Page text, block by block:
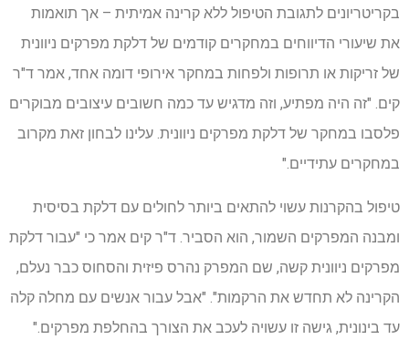
בקריטריונים לתגובת הטיפול ללא קרינה אמיתית – אך תואמות
את שיעורי הדיווחים במחקרים קודמים של דלקת מפרקים ניוונית
של זריקות או תרופות ולפחות במחקר אירופי דומה אחד, אמר ד"ר
קים. "זה היה מפתיע, וזה מדגיש עד כמה חשובים עיצובים מבוקרים
פלסבו במחקר של דלקת מפרקים ניוונית. עלינו לבחון זאת מקרוב
במחקרים עתידיים."
טיפול בהקרנות עשוי להתאים ביותר לחולים עם דלקת בסיסית
ומבנה המפרקים השמור, הוא הסביר. ד"ר קים אמר כי "עבור דלקת
מפרקים ניוונית קשה, שם המפרק נהרס פיזית והסחוס כבר נעלם,
הקרינה לא תחדש את הרקמות". "אבל עבור אנשים עם מחלה קלה
עד בינונית, גישה זו עשויה לעכב את הצורך בהחלפת מפרקים."